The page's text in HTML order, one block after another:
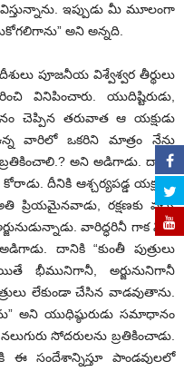
ఇప్పుడు మీ మూలంగా
అని అన్న‌ది.
పూజ‌నీయ విశ్వేశ్వ‌ర తీర్థులు
వినిపించారు. యుదిష్టిరుడు,
చెప్పిన త‌రువాత ఆ య‌క్షుడు
వారిలో ఒక‌రిని మాత్రం నేను
అని అడిగాడు. దానికి
దీనికి ఆశ్చ‌ర్య‌ప‌డ్డ య‌క్షుడు
ప్రియ‌మైన‌వాడు, ర‌క్ష‌ణ‌కు వ‌చ్చే
వారిద్ధ‌రినీ గాక నీవు
దానికి “కుంతీ పుత్రులు
భీమునిగానీ, అర్జునునిగానీ
లేకుండా చేసిన వాడ‌వుతాను.
అని యుధిష్ఠురుడు స‌మాధానం
సోద‌రుల‌ను బ్ర‌తికించాడు.
సందేశాన్నిస్తూ పాండ‌వుల‌లో